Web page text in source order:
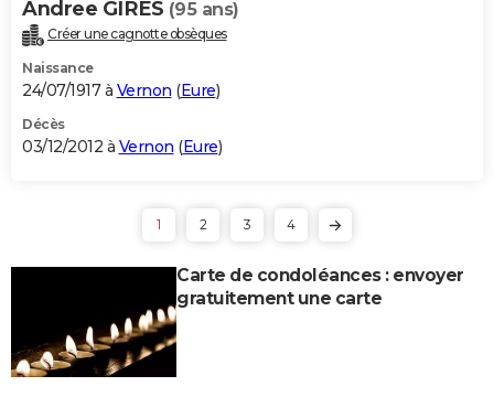
Andree GIRES (95 ans)
Créer une cagnotte obsèques
Naissance
24/07/1917 à Vernon (Eure)
Décès
03/12/2012 à Vernon (Eure)
1 2 3 4
Carte de condoléances : envoyer
gratuitement une carte